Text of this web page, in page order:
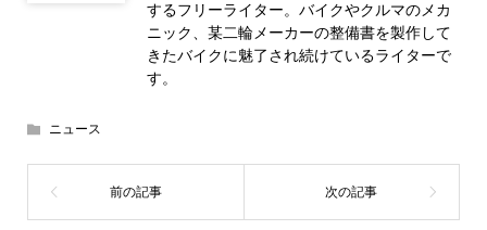
するフリーライター。バイクやクルマのメカ
ニック、某二輪メーカーの整備書を製作して
きたバイクに魅了され続けているライターで
す。
ニュース